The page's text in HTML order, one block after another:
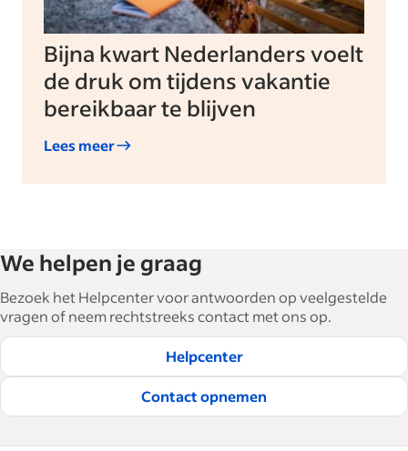
Bijna kwart Nederlanders voelt
de druk om tijdens vakantie
bereikbaar te blijven
Lees meer
We helpen je graag
Bezoek het Helpcenter voor antwoorden op veelgestelde
vragen of neem rechtstreeks contact met ons op.
Helpcenter
Contact opnemen